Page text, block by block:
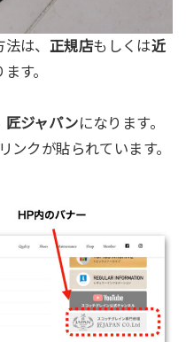
は、 正規店もしくは近
す。
匠ジャパンになります。
ンクが貼られています。